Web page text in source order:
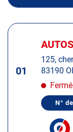
Appuyer
ENTRÉE
01
Centre
:125,
83190
Fermé
N°